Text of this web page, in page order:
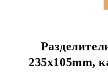
235x105mm,